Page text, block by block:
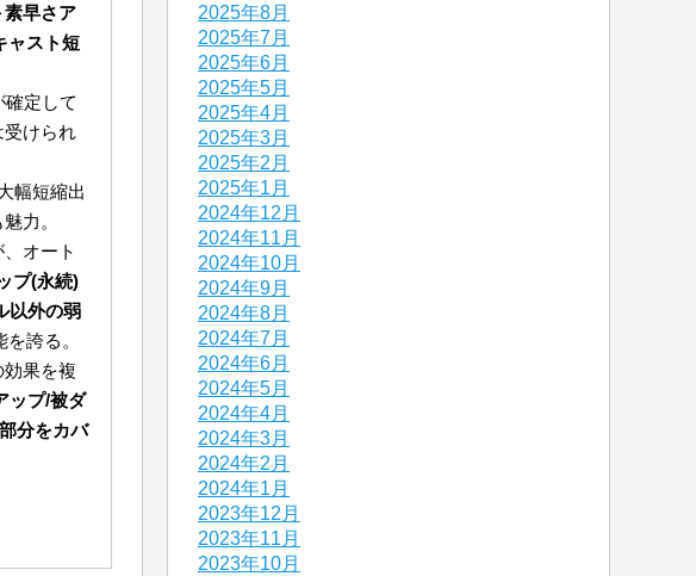
素早さア
ャスト短
定して
受けられ
幅短縮出
力。
オート
プ(永続)
以外の弱
誇る。
果を複
ップ/被ダ
分をカバ
2025年8月
2025年7月
2025年6月
2025年5月
2025年4月
2025年3月
2025年2月
2025年1月
2024年12月
2024年11月
2024年10月
2024年9月
2024年8月
2024年7月
2024年6月
2024年5月
2024年4月
2024年3月
2024年2月
2024年1月
2023年12月
2023年11月
2023年10月